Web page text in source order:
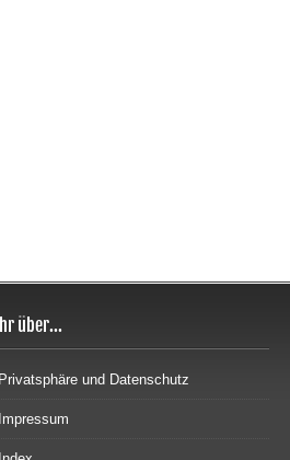
über...
Privatsphäre und Datenschutz
Impressum